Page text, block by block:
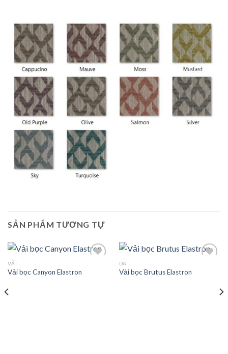
SẢN PHẨM TƯƠNG TỰ
VẢI
Vải bọc Canyon Elastron
DA
Vải bọc Brutus Elastron